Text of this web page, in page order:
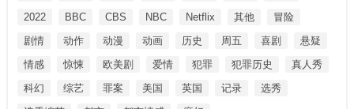
2022
BBC CBS NBC Netflix 其他
冒险
剧情
动作 动漫 动画 历史 周五 喜剧
悬疑
情感
惊悚 欧美剧 爱情 犯罪 犯罪历史
真人秀
科幻
综艺 罪案 美国 英国 记录
选秀